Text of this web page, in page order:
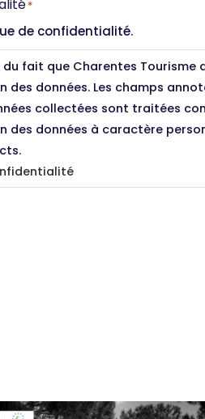
*
de confidentialité.
du fait que Charentes Tourisme
données. Les champs
collectées sont traitées
des données à caractère